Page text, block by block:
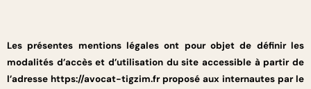
Les présentes mentions légales ont pour objet de définir les
modalités d’accès et d’utilisation du site accessible à partir de
l’adresse https://avocat-tigzim.frproposé aux internautes par le